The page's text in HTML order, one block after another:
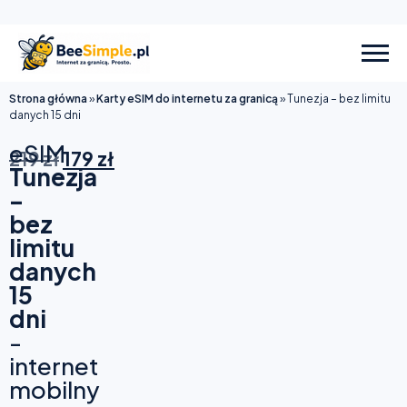
Strona główna»Karty eSIM do internetu za granicą»Tunezja – bez limitu
danych 15 dni
eSIM
Tunezja
–
bez
limitu
danych
15
dni
-
internet
mobilny
219zł179 zł